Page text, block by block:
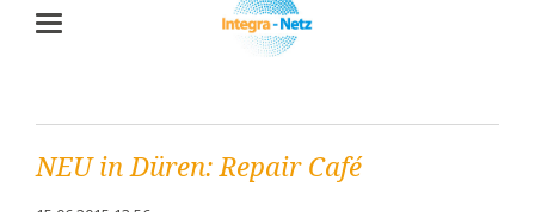
NEU in Düren: Repair Café